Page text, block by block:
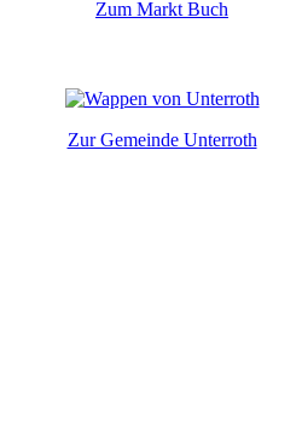
Zum Markt Buch
Zur Gemeinde Unterroth